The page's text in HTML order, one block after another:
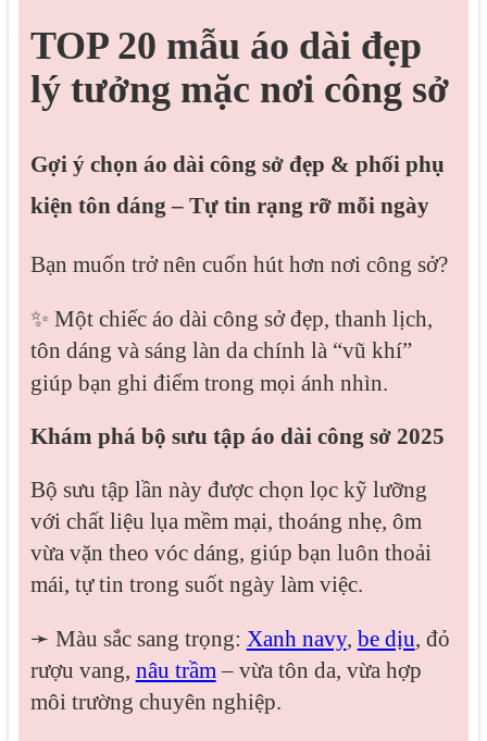
TOP 20 mẫu áo dài đẹp
lý tưởng mặc nơi công sở
Gợi ý chọn áo dài công sở đẹp & phối phụ
kiện tôn dáng – Tự tin rạng rỡ mỗi ngày
Bạn muốn trở nên cuốn hút hơn nơi công sở?
✨ Một chiếc áo dài công sở đẹp, thanh lịch,
tôn dáng và sáng làn da chính là “vũ khí”
giúp bạn ghi điểm trong mọi ánh nhìn.
Khám phá bộ sưu tập áo dài công sở 2025
Bộ sưu tập lần này được chọn lọc kỹ lưỡng
với chất liệu lụa mềm mại, thoáng nhẹ, ôm
vừa vặn theo vóc dáng, giúp bạn luôn thoải
mái, tự tin trong suốt ngày làm việc.
➛ Màu sắc sang trọng: Xanh navy, be dịu, đỏ
rượu vang, nâu trầm – vừa tôn da, vừa hợp
môi trường chuyên nghiệp.